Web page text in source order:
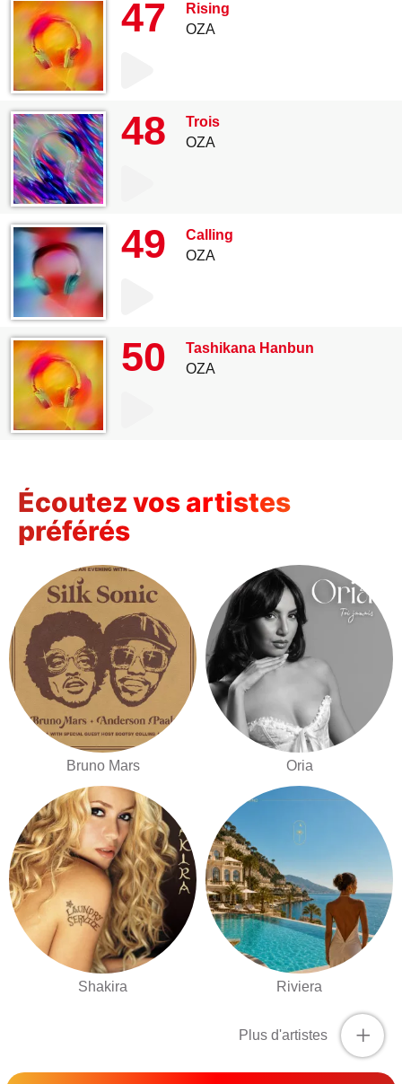
47
Rising
OZA
48
Trois
OZA
49
Calling
OZA
50
Tashikana Hanbun
OZA
Écoutez vos artistes
préférés
Bruno Mars Oria
Shakira Riviera
+
Plus d'artistes